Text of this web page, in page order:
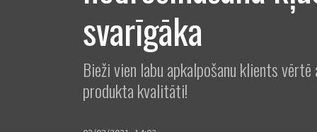
svarīgāka
Bieži vien labu apkalpošanu klients
produkta kvalitāti!